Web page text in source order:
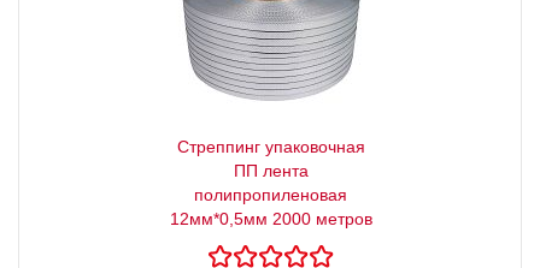
Стреппинг упаковочная
ПП лента
полипропиленовая
12мм*0,5мм 2000 метров